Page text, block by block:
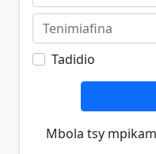
Tadidio
Mbola tsy